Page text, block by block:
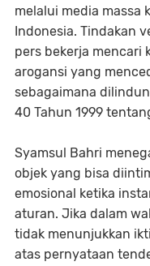
melalui media massa
Indonesia. Tindakan
pers bekerja mencari
arogansi yang
sebagaimana
40 Tahun 1999
​Syamsul Bahri
objek yang bisa
emosional ketika
aturan. Jika dalam
tidak menunjukkan
atas pernyataan